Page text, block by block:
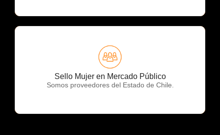
Sello Mujer en Mercado Público
Somos proveedores del Estado de Chile.
OTP Servicios